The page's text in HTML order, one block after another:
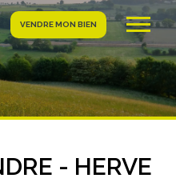
VENDRE MON BIEN
- HERVE